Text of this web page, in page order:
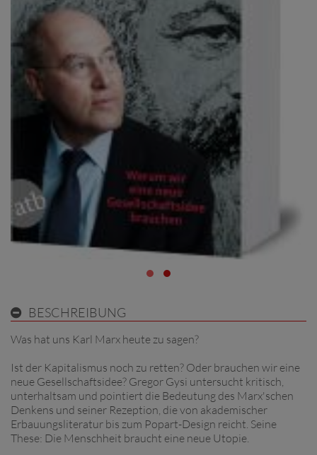
BESCHREIBUNG
Was hat uns Karl Marx heute zu sagen?
Ist der Kapitalismus noch zu retten? Oder brauchen wir eine
neue Gesellschaftsidee? Gregor Gysi untersucht kritisch,
unterhaltsam und pointiert die Bedeutung des Marx'schen
Denkens und seiner Rezeption, die von akademischer
Erbauungsliteratur bis zum Popart-Design reicht. Seine
These: Die Menschheit braucht eine neue Utopie.